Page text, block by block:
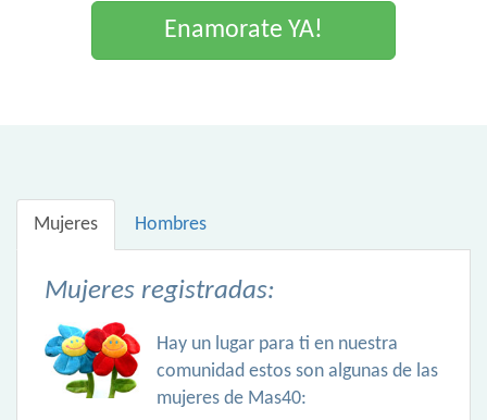
Enamorate YA!
Mujeres Hombres
Mujeres registradas:
Hay un lugar para ti en nuestra
comunidad estos son algunas de las
mujeres de Mas40: